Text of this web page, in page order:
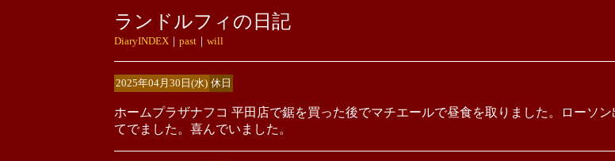
ランドルフィの日記
DiaryINDEX ｜ past ｜ will
2025年04月30日(水) 休日
ホームプラザナフコ 平田店で鋸を買った後でマチエールで昼食を取りました。ローソ
てでました。喜んでいました。